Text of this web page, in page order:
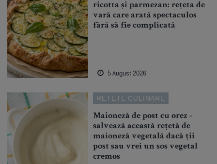
ricotta și parmezan: rețeta de
vară care arată spectaculos
fără să fie complicată
5 August 2026
RETETE CULINARE
Maioneză de post cu orez -
salvează această rețetă de
maioneză vegetală dacă ții
post sau vrei un sos vegetal
cremos